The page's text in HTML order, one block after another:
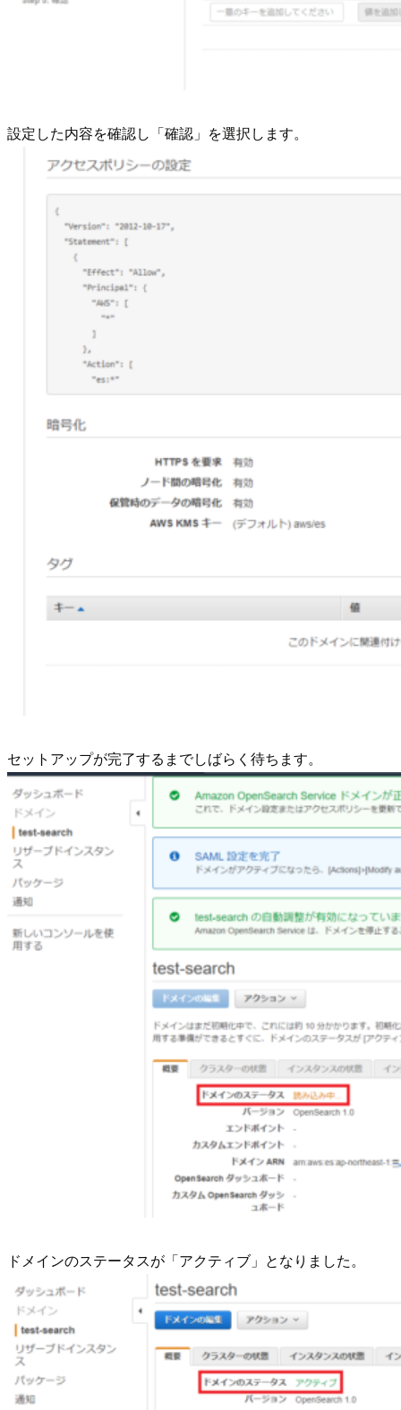
設定した内容を確認し「確認」を選択します。
セットアップが完了するまでしばらく待ちます。
ドメインのステータスが「アクティブ」となりました。